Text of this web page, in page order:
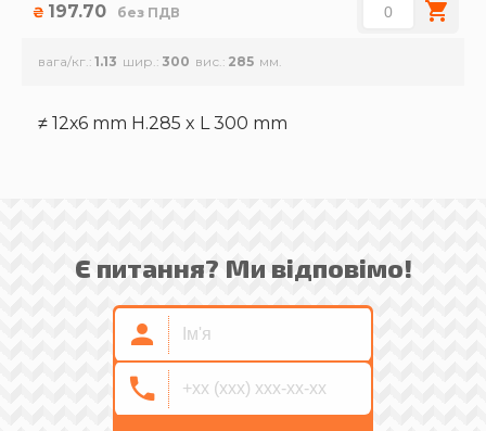
₴ 197.70 без ПДВ
вага/кг. 1.13 шир. 300 вис. 285
≠ 12х6 mm H.285 x L 300 mm
Є питання? Ми відповімо!